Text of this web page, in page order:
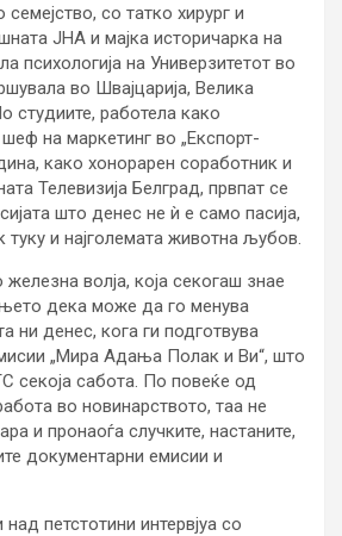
семејство, со татко хирург и
ЈНА и мајка историчарка на
психологија на Универзитетот во
во Швајцарија, Велика
студиите, работела како
на маркетинг во „Експорт-
како хонорарен соработник и
Телевизија Белград, првпат се
што денес не ѝ е само пасија,
туку и најголемата животна љубов.
волја, која секогаш знае
дека може да го менува
ни денес, кога ги подготвува
„Мира Адања Полак и Ви“, што
секоја сабота. По повеќе од
во новинарството, таа не
и пронаоѓа случките, настаните,
документарни емисии и
петстотини интервјуа со